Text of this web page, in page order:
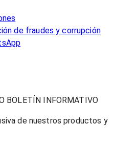
de fraudes y corrupción
BOLETÍN INFORMATIVO
de nuestros productos y